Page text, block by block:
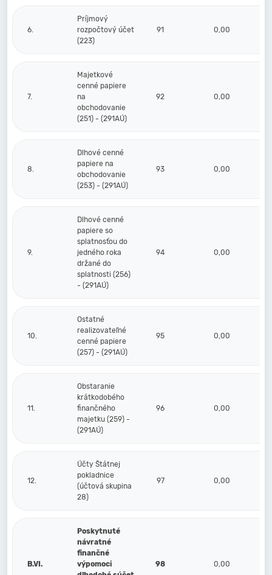
6.
Príjmový
rozpočtový účet
(223)
91 0,00
7.
Majetkové
cenné papiere
na
obchodovanie
(251) - (291AÚ)
92 0,00
8.
Dlhové cenné
papiere na
obchodovanie
(253) - (291AÚ)
93 0,00
9.
Dlhové cenné
papiere so
splatnosťou do
jedného roka
držané do
splatnosti (256)
- (291AÚ)
94 0,00
10.
Ostatné
realizovateľné
cenné papiere
(257) - (291AÚ)
95 0,00
11.
Obstaranie
krátkodobého
finančného
majetku (259) -
(291AÚ)
96 0,00
12.
Účty Štátnej
pokladnice
(účtová skupina
28)
97 0,00
B.VI.
Poskytnuté
návratné
finančné
výpomoci
98 0,00